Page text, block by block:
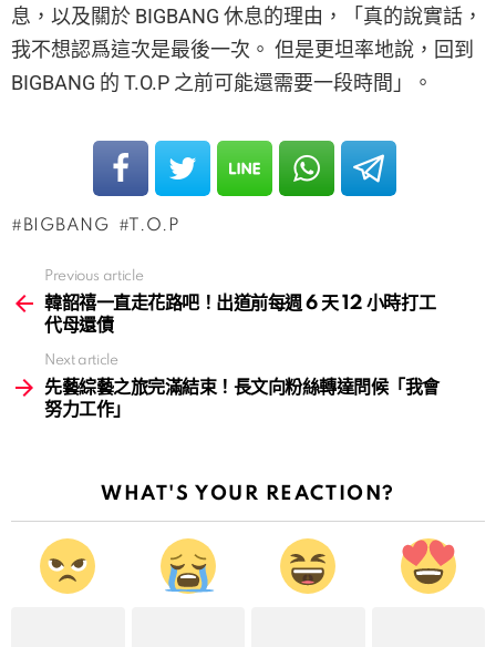
息，以及關於 BIGBANG 休息的理由，「真的說實話，
我不想認爲這次是最後一次。 但是更坦率地說，回到
BIGBANG 的 T.O.P 之前可能還需要一段時間」。
BIGBANG T.O.P
more
Previous article
韓韶禧一直走花路吧！出道前每週 6 天 12 小時打工
代母還債
Next article
先藝綜藝之旅完滿結束！長文向粉絲轉達問候「我會
努力工作」
WHAT'S YOUR REACTION?